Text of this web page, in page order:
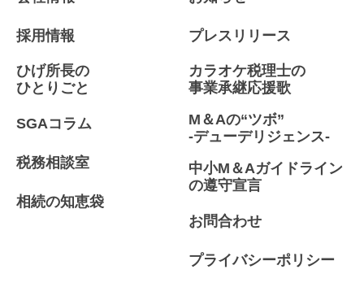
採用情報 プレスリリース
ひげ所長の
ひとりごと
SGAコラム
税務相談室
相続の知恵袋
カラオケ税理士の
事業承継応援歌
M＆Aの“ツボ”
-デューデリジェンス-
中小M＆Aガイドライン
の遵守宣言
お問合わせ
プライバシーポリシー